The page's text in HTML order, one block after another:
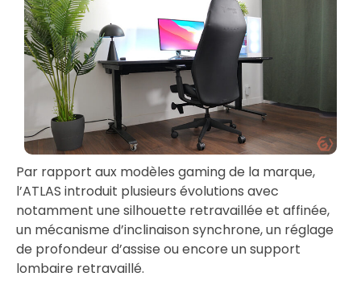
Par rapport aux modèles gaming de la marque,
l’ATLAS introduit plusieurs évolutions avec
notamment une silhouette retravaillée et affinée,
un mécanisme d’inclinaison synchrone, un réglage
de profondeur d’assise ou encore un support
lombaire retravaillé.